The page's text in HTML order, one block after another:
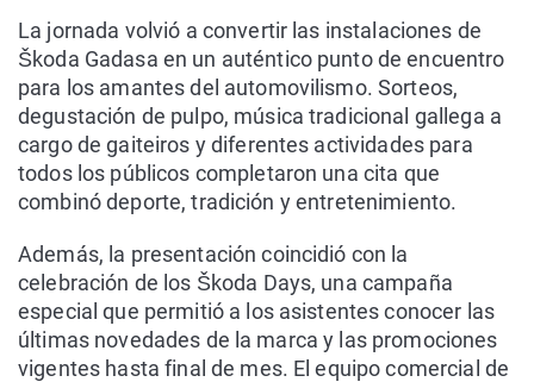
La jornada volvió a convertir las instalaciones de
Škoda Gadasa en un auténtico punto de encuentro
para los amantes del automovilismo. Sorteos,
degustación de pulpo, música tradicional gallega a
cargo de gaiteiros y diferentes actividades para
todos los públicos completaron una cita que
combinó deporte, tradición y entretenimiento.
Además, la presentación coincidió con la
celebración de los Škoda Days, una campaña
especial que permitió a los asistentes conocer las
últimas novedades de la marca y las promociones
vigentes hasta final de mes. El equipo comercial de